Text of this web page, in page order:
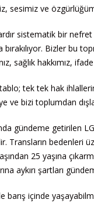
sesimiz ve
sistematik bir
bırakılıyor. Bizler bu
sağlık hakkımız,
tek tek hak
ve bizi toplumdan
gündeme getirilen
Transların
25 yaşına
aykırı şartları
barış içinde